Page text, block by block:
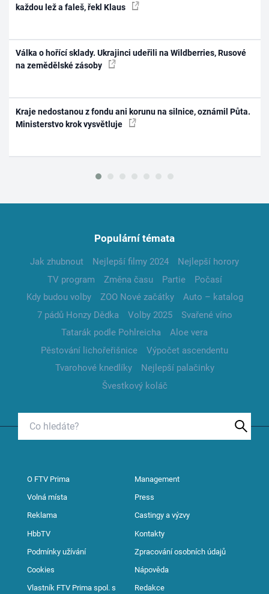
každou lež a faleš, řekl Klaus
Válka o hořící sklady. Ukrajinci udeřili na Wildberries, Rusové
na zemědělské zásoby
Kraje nedostanou z fondu ani korunu na silnice, oznámil Půta.
Ministerstvo krok vysvětluje
Populární témata
Jak zhubnout Nejlepší filmy 2024
Nejlepší horory
TV program
Změna času Partie
Počasí
Kdy budou volby
ZOO Nové začátky
Auto – katalog
7 pádů Honzy Dědka
Volby 2025
Svařené víno
Tatarák podle Pohlreicha
Aloe vera
Pěstování lichořeřišnice
Výpočet ascendentu
Tvarohové knedlíky
Nejlepší palačinky
Švestkový koláč
O FTV Prima Management
Volná místa Press
Reklama Castingy a výzvy
HbbTV Kontakty
Podmínky užívání Zpracování osobních údajů
Cookies Nápověda
Vlastník FTV Prima spol. s Redakce